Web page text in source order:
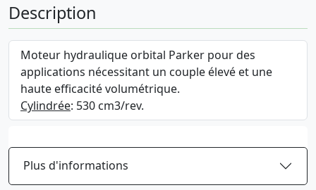
Description
Moteur hydraulique orbital Parker pour des
applications nécessitant un couple élevé et une
haute efficacité volumétrique.
Cylindrée: 530 cm3/rev.
Plus d'informations